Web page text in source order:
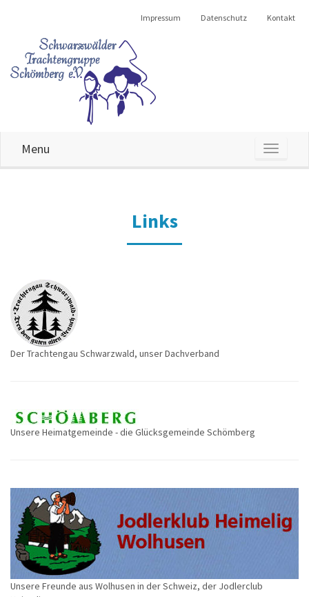
Impressum Datenschutz Kontakt
MENU
Menu
Links
Der Trachtengau Schwarzwald, unser Dachverband
Unsere Heimatgemeinde - die Glücksgemeinde Schömberg
Unsere Freunde aus Wolhusen in der Schweiz, der Jodlerclub